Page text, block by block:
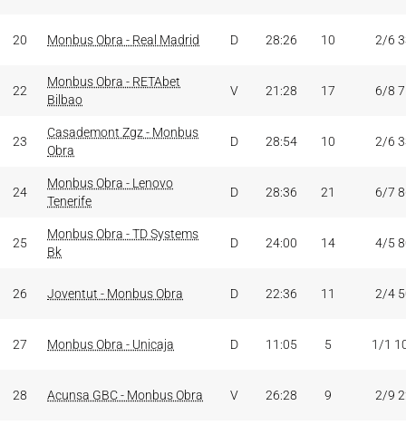
20 Monbus Obra - Real Madrid D 28:26 10 2/6
22
Monbus Obra - RETAbet
Bilbao
V 21:28 17 6/8
23
Casademont Zgz - Monbus
Obra
D 28:54 10 2/6
24
Monbus Obra - Lenovo
Tenerife
D 28:36 21 6/7
25
Monbus Obra - TD Systems
Bk
D 24:00 14 4/5
26 Joventut - Monbus Obra D 22:36 11 2/4
27 Monbus Obra - Unicaja D 11:05 5 1/1
28 Acunsa GBC - Monbus Obra V 26:28 9 2/9